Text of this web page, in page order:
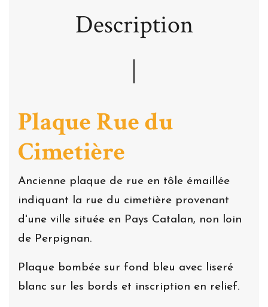
Description
Plaque Rue du
Cimetière
Ancienne plaque de rue en tôle émaillée
indiquant la rue du cimetière provenant
d'une ville située en Pays Catalan, non loin
de Perpignan.
Plaque bombée sur fond bleu avec liseré
blanc sur les bords et inscription en relief.